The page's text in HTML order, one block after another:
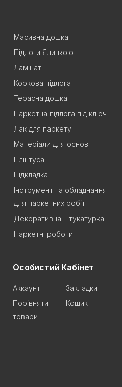
Масивна дошка
Підлоги Ялинкою
Ламінат
Коркова підлога
Терасна дошка
Паркетна підлога під ключ
Лак для паркету
Матеріали для основ
Плінтуса
Підкладка
Інструмент та обладнання
для паркетних робіт
Декоративна штукатурка
Паркетні роботи
Особистий Кабінет
Аккаунт
Закладки
Порівняти
товари
Кошик